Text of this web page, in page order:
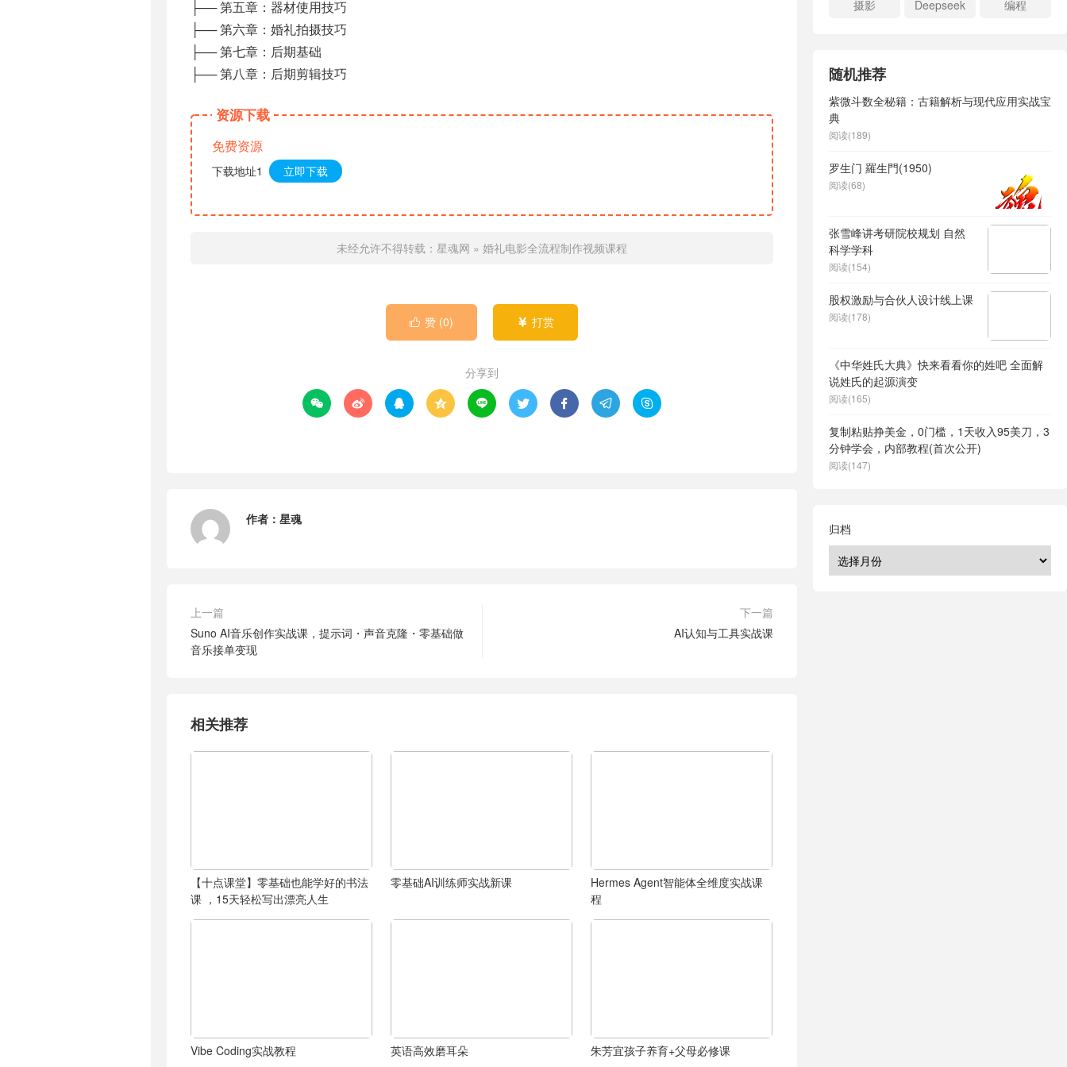
├── 第五章：器材使用技巧
├── 第六章：婚礼拍摄技巧
├── 第七章：后期基础
├── 第八章：后期剪辑技巧
资源下载
免费资源
下载地址1 立即下载
未经允许不得转载： 星魂网 » 婚礼电影全流程制作视频课程
 赞 (0)  打赏
分享到
        
作者： 星魂
上一篇
Suno AI音乐创作实战课，提示词・声音克隆・零基础做
音乐接单变现
下一篇
AI认知与工具实战课
相关推荐
【十点课堂】零基础也能学好的书法
课 ，15天轻松写出漂亮人生
零基础AI训练师实战新课
Hermes Agent智能体全维度实战课
程
Vibe Coding实战教程 英语高效磨耳朵 朱芳宜孩子养育+父母必修课
摄影
Deepseek 编程
随机推荐
紫微斗数全秘籍：古籍解析与现代应用实战宝
典
阅读(189)
罗生门 羅生門(1950)
阅读(68)
张雪峰讲考研院校规划 自然
科学学科
阅读(154)
股权激励与合伙人设计线上课
阅读(178)
《中华姓氏大典》快来看看你的姓吧 全面解
说姓氏的起源演变
阅读(165)
复制粘贴挣美金，0门槛，1天收入95美刀，3
分钟学会，内部教程(首次公开)
阅读(147)
归档